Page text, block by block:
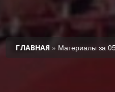
ГЛАВНАЯ » Материалы за